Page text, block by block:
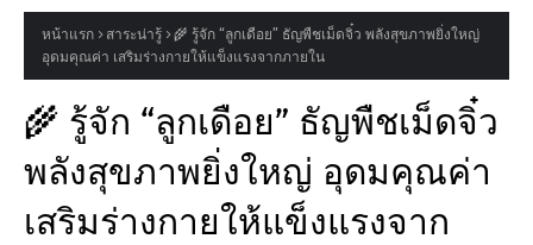
หน้าแรก สาระน่ารู้
🌾 รู้จัก “ลูกเดือย” ธัญพืชเม็ดจิ๋ว พลังสุขภาพยิ่งใหญ่
อุดมคุณค่า เสริมร่างกายให้แข็งแรงจากภายใน
🌾 รู้จัก “ลูกเดือย” ธัญพืชเม็ดจิ๋ว
พลังสุขภาพยิ่งใหญ่ อุดมคุณค่า
เสริมร่างกายให้แข็งแรงจาก